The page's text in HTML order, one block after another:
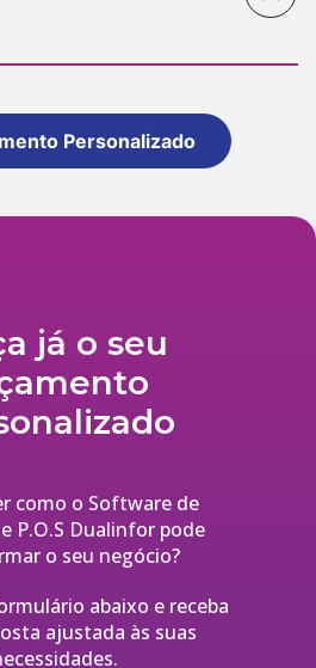
Personalizado
já o seu
como o Software de
P.O.S Dualinfor pode
o seu negócio?
abaixo e receba
ajustada às suas